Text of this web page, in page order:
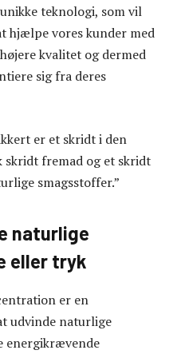
teknologi, som vil
hjælpe vores kunder med
kvalitet og dermed
sig fra deres
er et skridt i den
fremad og et skridt
smagsstoffer.”
naturlige
eller tryk
er en
udvinde naturlige
energikrævende